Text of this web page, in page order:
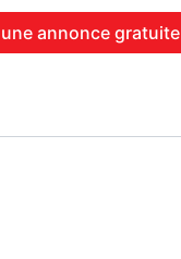
une annonce gratuite